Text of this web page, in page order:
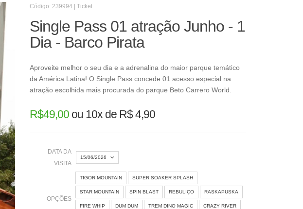
Código: 239994 | Ticket
Single Pass 01 atração Junho - 1
Dia - Barco Pirata
Aproveite melhor o seu dia e a adrenalina do maior parque temático
da América Latina! O Single Pass concede 01 acesso especial na
atração escolhida mais procurada do parque Beto Carrero World.
R$49,00ou 10x de R$ 4,90
DATA DA
VISITA
15/06/2026
« Agosto 2026 »
D S Q Q S S
OPÇÕES
TIGOR MOUNTAIN SUPER SOAKER SPLASH
STAR MOUNTAIN SPIN BLAST REBULIÇO RASKAPUSKA
FIRE WHIP DUM DUM TREM DINO MAGIC CRAZY RIVER